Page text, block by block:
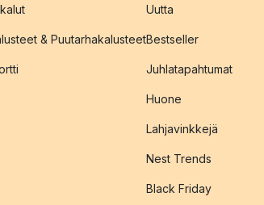
& Puutarhakalusteet
Uutta
Bestseller
Juhlatapahtumat
Huone
Lahjavinkkejä
Nest Trends
Black Friday